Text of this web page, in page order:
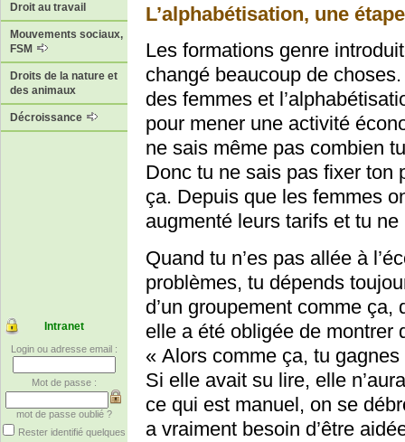
Droit au travail
Mouvements sociaux,
FSM
Droits de la nature et
des animaux
Décroissance
Intranet
Login ou adresse email :
Mot de passe :
mot de passe oublié ?
Rester identifié quelques
L’alphabétisation, une
Les formations genre
changé beaucoup de
des femmes et
pour mener une activité
ne sais même pas combien
Donc tu ne sais pas fixer ton
ça. Depuis que les femmes
augmenté leurs tarifs et tu
Quand tu n’es pas allée à
problèmes, tu dépends
d’un groupement comme
elle a été obligée de montrer
« Alors comme ça, tu
Si elle avait su lire, elle
ce qui est manuel, on se
a vraiment besoin d’être